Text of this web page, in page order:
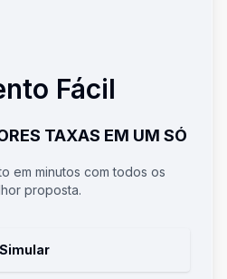
Fácil
TAXAS EM UM SÓ
em minutos com todos os
proposta.
Simular